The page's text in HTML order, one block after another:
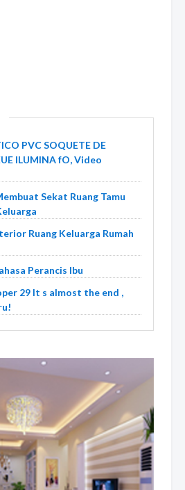
PVC SOQUETE DE
ILUMINA fO, Video
Sekat Ruang Tamu
Ruang Keluarga Rumah
Perancis Ibu
29 It s almost the end ,